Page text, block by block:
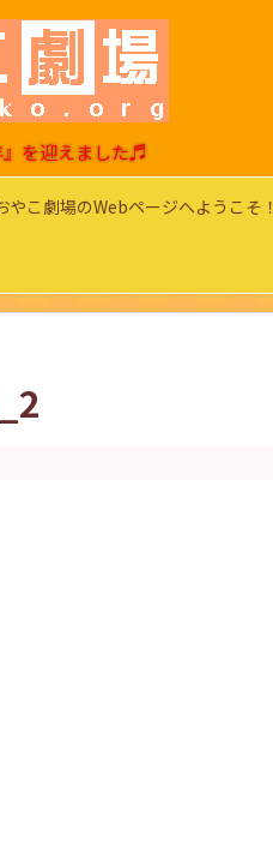
』を迎えました♬
やこ劇場のWebページへようこそ！